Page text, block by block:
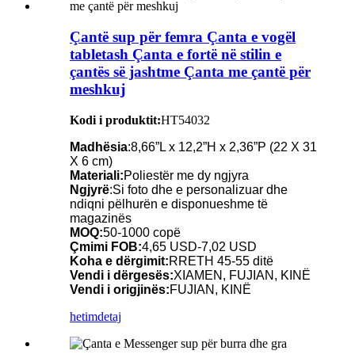
Çantë sup për femra Çanta e vogël
tabletash Çanta e fortë në stilin e
çantës së jashtme Çanta me çantë për
meshkuj
Kodi i produktit:HT54032
Madhësia:8,66”L x 12,2”H x 2,36”P (22 X 31
X 6 cm)
Materiali:Poliestër me dy ngjyra
Ngjyrë:Si foto dhe e personalizuar dhe
ndiqni pëlhurën e disponueshme të
magazinës
MOQ:50-1000 copë
Çmimi FOB:4,65 USD-7,02 USD
Koha e dërgimit:RRETH 45-55 ditë
Vendi i dërgesës:XIAMEN, FUJIAN, KINË
Vendi i origjinës:FUJIAN, KINË
hetimdetaj